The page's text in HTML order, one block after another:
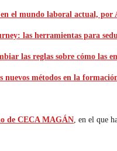
el mundo laboral actual, por
las herramientas para
las reglas sobre cómo las
nuevos métodos en la
de CECA MAGÁN, en el que